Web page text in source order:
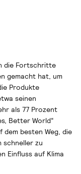
die Fortschritte
gemacht hat, um
Produkte
seinen
als 77 Prozent
Better World“
dem besten Weg, die
schneller zu
Einfluss auf Klima